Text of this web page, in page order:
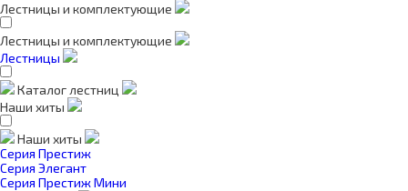
Лестницы и комплектующие
Лестницы и комплектующие
Лестницы
Каталог лестниц
Наши хиты
Наши хиты
Серия Престиж
Серия Элегант
Серия Престиж Мини